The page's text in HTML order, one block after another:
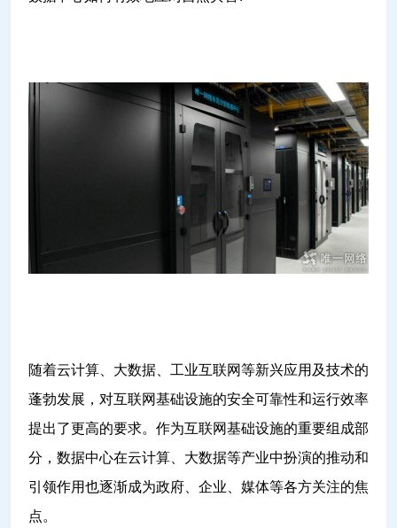
随着云计算、大数据、工业互联网等新兴应用及技术的
蓬勃发展，对互联网基础设施的安全可靠性和运行效率
提出了更高的要求。作为互联网基础设施的重要组成部
分，数据中心在云计算、大数据等产业中扮演的推动和
引领作用也逐渐成为政府、企业、媒体等各方关注的焦
点。